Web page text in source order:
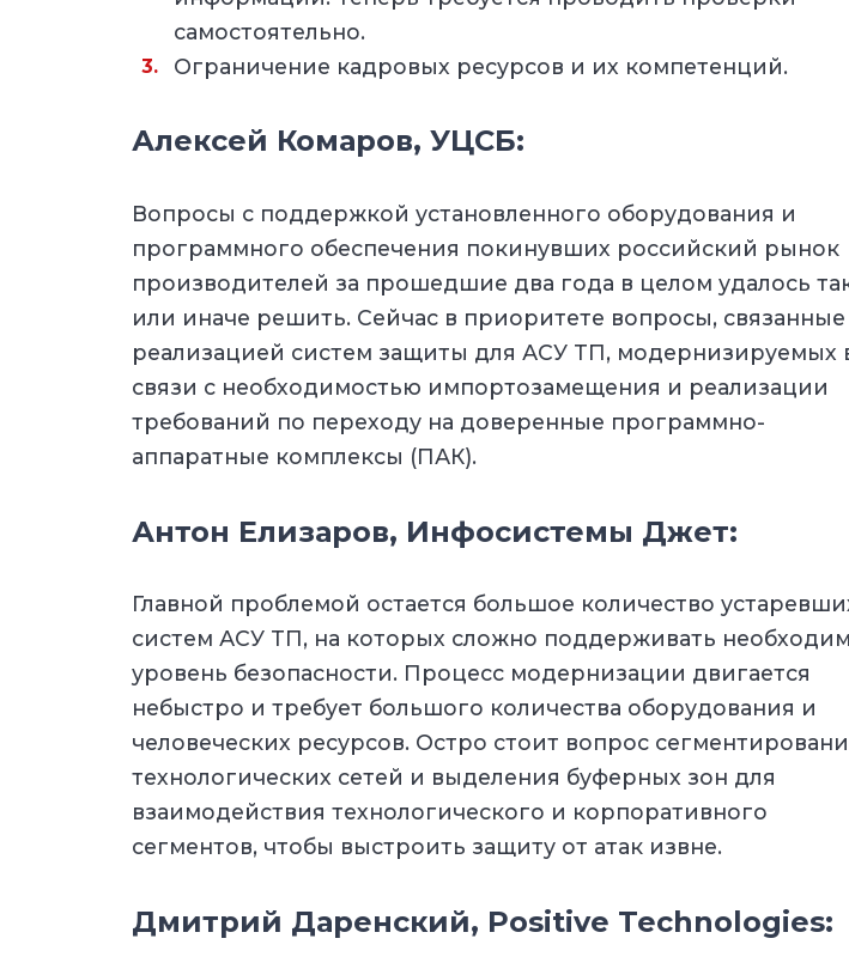
самостоятельно.
Ограничение кадровых ресурсов и их компетенций.
Алексей Комаров, УЦСБ:
Вопросы с поддержкой установленного оборудования и
программного обеспечения покинувших российский рынок
производителей за прошедшие два года в целом удалось
или иначе решить. Сейчас в приоритете вопросы, связанные
реализацией систем защиты для АСУ ТП, модернизируемых
связи с необходимостью импортозамещения и реализации
требований по переходу на доверенные программно-
аппаратные комплексы (ПАК).
Антон Елизаров, Инфосистемы Джет:
Главной проблемой остается большое количество
систем АСУ ТП, на которых сложно поддерживать
уровень безопасности. Процесс модернизации двигается
небыстро и требует большого количества оборудования и
человеческих ресурсов. Остро стоит вопрос
технологических сетей и выделения буферных зон для
взаимодействия технологического и корпоративного
сегментов, чтобы выстроить защиту от атак извне.
Дмитрий Даренский, Positive Technologies: